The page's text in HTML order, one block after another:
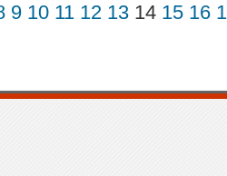
9 10 11 12 13 14 15 16